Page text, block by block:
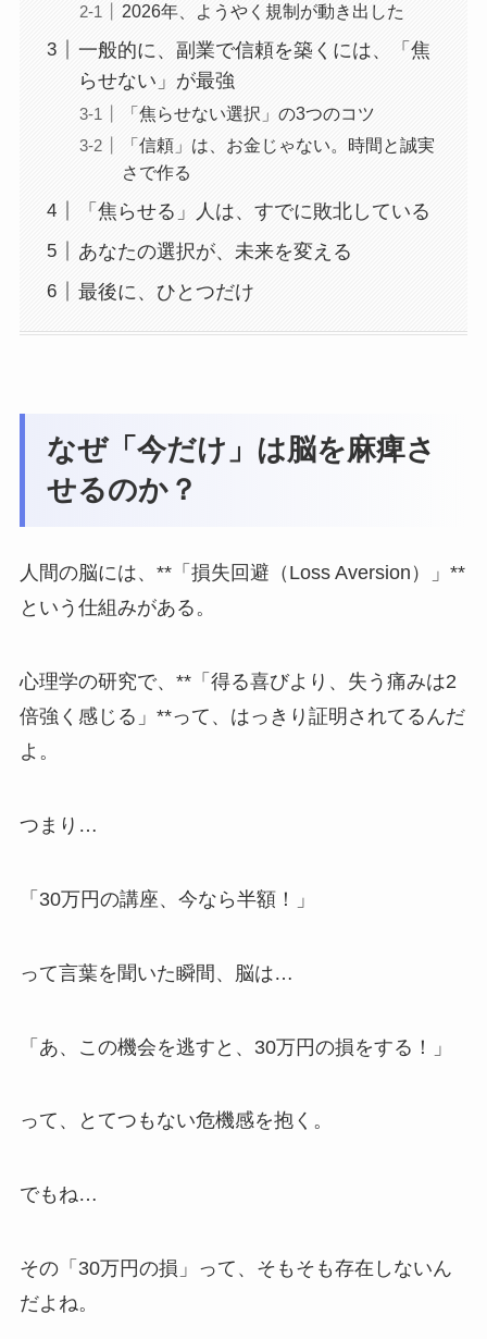
2026年、ようやく規制が動き出した
一般的に、副業で信頼を築くには、「焦
らせない」が最強
「焦らせない選択」の3つのコツ
「信頼」は、お金じゃない。時間と誠実
さで作る
「焦らせる」人は、すでに敗北している
あなたの選択が、未来を変える
最後に、ひとつだけ
なぜ「今だけ」は脳を麻痺さ
せるのか？
人間の脳には、**「損失回避（Loss Aversion）」**
という仕組みがある。
心理学の研究で、**「得る喜びより、失う痛みは2
倍強く感じる」**って、はっきり証明されてるんだ
よ。
つまり…
「30万円の講座、今なら半額！」
って言葉を聞いた瞬間、脳は…
「あ、この機会を逃すと、30万円の損をする！」
って、とてつもない危機感を抱く。
でもね…
その「30万円の損」って、そもそも存在しないん
だよね。